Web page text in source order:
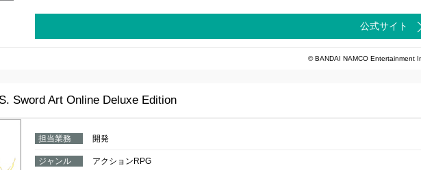
公式サイト
© BANDAI NAMCO Entertainment
Sword Art Online Deluxe Edition
担当業務 開発
ジャンル アクションRPG